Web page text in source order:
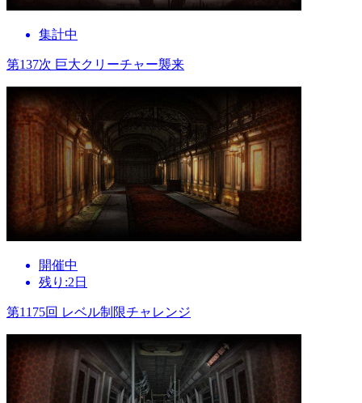
集計中
第137次 巨大クリーチャー襲来
開催中
残り:2日
第1175回 レベル制限チャレンジ